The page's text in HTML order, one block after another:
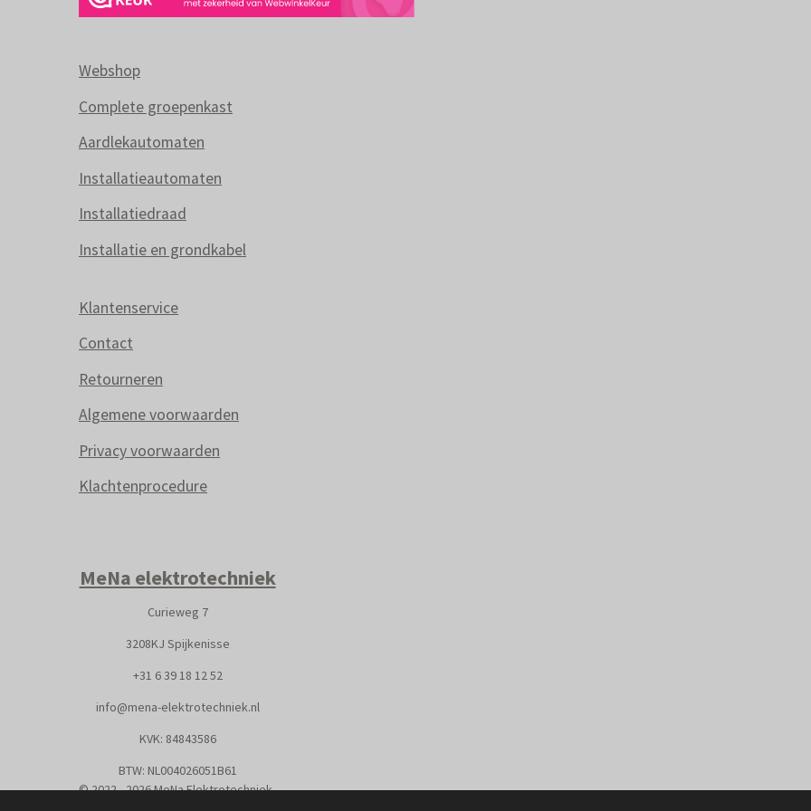
Webshop
Complete groepenkast
Aardlekautomaten
Installatieautomaten
Installatiedraad
Installatie en grondkabel
Klantenservice
Contact
Retourneren
Algemene voorwaarden
Privacy voorwaarden
Klachtenprocedure
MeNa elektrotechniek
Curieweg 7
3208KJ Spijkenisse
+31 6 39 18 12 52
info@mena-elektrotechniek.nl
KVK: 84843586
BTW: NL004026051B61
© 2022 - 2026 MeNa Elektrotechniek